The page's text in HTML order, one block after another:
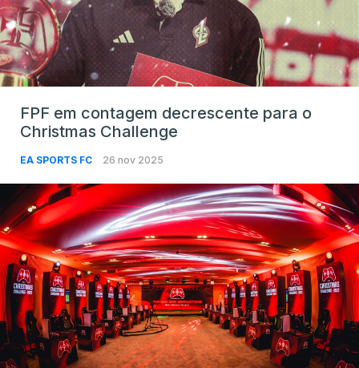
FPF em contagem decrescente para o
Christmas Challenge
EA SPORTS FC 26 nov 2025